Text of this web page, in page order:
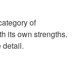
of
its own strengths.
detail.